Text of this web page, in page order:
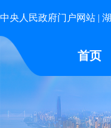
中央人民政府门户网站 |
首页